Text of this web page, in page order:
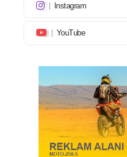
Instagram
YouTube